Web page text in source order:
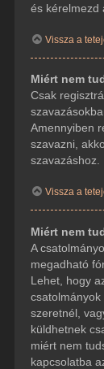
és kérelmezd
Vissza a
Miért nem
Csak
Amennyiben
szavazni,
szavazáshoz.
Vissza a
Miért nem
A
megadható
Lehet, hogy
szeretnél,
küldhetnek
miért nem
kapcsolatba